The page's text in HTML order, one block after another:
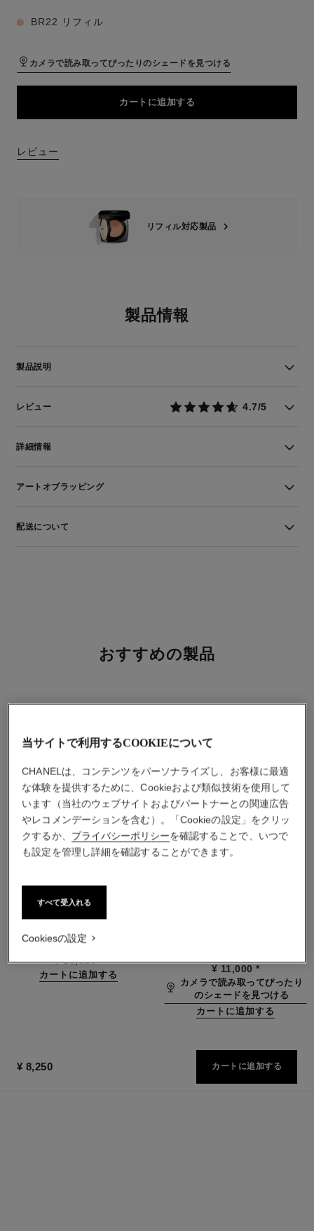
BR22 リフィル
カメラで読み取ってぴったりのシェードを見つける
カートに追加する
レビュー
リフィル対応製品
製品情報
製品説明
レビュー 4.7/5
詳細情報
アートオブラッピング
配送について
おすすめの製品
ド
オードゥ パルファム
参照番号136220
最小サイズの価格
¥ 13,310*
カートに追加する
¥ 11,000 *
カメラで読み取ってぴったり
のシェードを見つける
カートに追加する
¥ 8,250 カートに追加する
当サイトで利用するCOOKIEについて
CHANELは、コンテンツをパーソナライズし、お客様に最適
な体験を提供するために、Cookieおよび類似技術を使用して
います（当社のウェブサイトおよびパートナーとの関連広告
やレコメンデーションを含む）。「Cookieの設定」をクリッ
クするか、 プライバシーポリシーを確認することで、いつで
も設定を管理し詳細を確認することができます。
すべて受入れる
Cookiesの設定